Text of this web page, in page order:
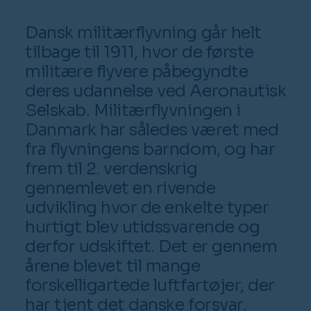
Dansk militærflyvning går helt
tilbage til 1911, hvor de første
militære flyvere påbegyndte
deres udannelse ved Aeronautisk
Selskab. Militærflyvningen i
Danmark har således været med
fra flyvningens barndom, og har
frem til 2. verdenskrig
gennemlevet en rivende
udvikling hvor de enkelte typer
hurtigt blev utidssvarende og
derfor udskiftet. Det er gennem
årene blevet til mange
forskelligartede luftfartøjer, der
har tjent det danske forsvar.